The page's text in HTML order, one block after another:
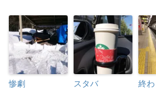
惨劇 スタバ 終わ